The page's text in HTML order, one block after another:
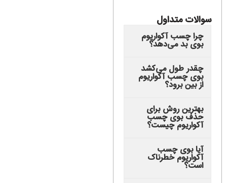
سوالات متداول
چرا چسب آکواریوم
بوی بد می‌دهد؟
چقدر طول می‌کشد
بوی چسب آکواریوم
از بین برود؟
بهترین روش برای
حذف بوی چسب
آکواریوم چیست؟
آیا بوی چسب
آکواریوم خطرناک
است؟